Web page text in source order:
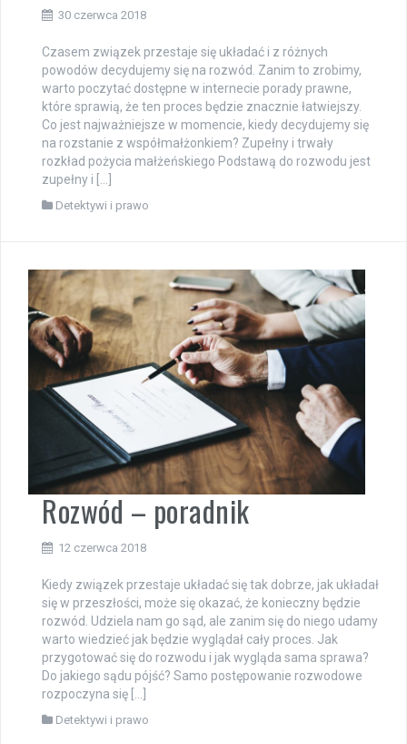
30 czerwca 2018
Czasem związek przestaje się układać i z różnych
powodów decydujemy się na rozwód. Zanim to zrobimy,
warto poczytać dostępne w internecie porady prawne,
które sprawią, że ten proces będzie znacznie łatwiejszy.
Co jest najważniejsze w momencie, kiedy decydujemy się
na rozstanie z współmałżonkiem? Zupełny i trwały
rozkład pożycia małżeńskiego Podstawą do rozwodu jest
zupełny i […]
Detektywi i prawo
Rozwód – poradnik
12 czerwca 2018
Kiedy związek przestaje układać się tak dobrze, jak układał
się w przeszłości, może się okazać, że konieczny będzie
rozwód. Udziela nam go sąd, ale zanim się do niego udamy
warto wiedzieć jak będzie wyglądał cały proces. Jak
przygotować się do rozwodu i jak wygląda sama sprawa?
Do jakiego sądu pójść? Samo postępowanie rozwodowe
rozpoczyna się […]
Detektywi i prawo